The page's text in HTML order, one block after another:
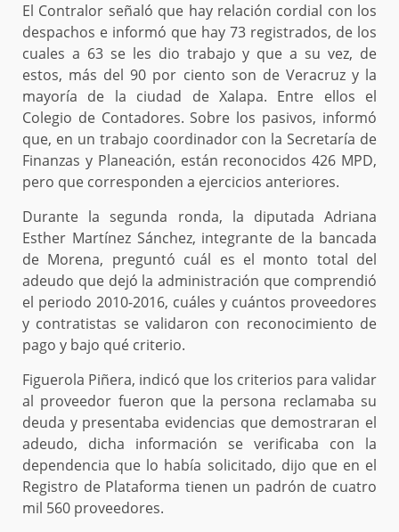
El Contralor señaló que hay relación cordial con los
despachos e informó que hay 73 registrados, de los
cuales a 63 se les dio trabajo y que a su vez, de
estos, más del 90 por ciento son de Veracruz y la
mayoría de la ciudad de Xalapa. Entre ellos el
Colegio de Contadores. Sobre los pasivos, informó
que, en un trabajo coordinador con la Secretaría de
Finanzas y Planeación, están reconocidos 426 MPD,
pero que corresponden a ejercicios anteriores.
Durante la segunda ronda, la diputada Adriana
Esther Martínez Sánchez, integrante de la bancada
de Morena, preguntó cuál es el monto total del
adeudo que dejó la administración que comprendió
el periodo 2010-2016, cuáles y cuántos proveedores
y contratistas se validaron con reconocimiento de
pago y bajo qué criterio.
Figuerola Piñera, indicó que los criterios para validar
al proveedor fueron que la persona reclamaba su
deuda y presentaba evidencias que demostraran el
adeudo, dicha información se verificaba con la
dependencia que lo había solicitado, dijo que en el
Registro de Plataforma tienen un padrón de cuatro
mil 560 proveedores.